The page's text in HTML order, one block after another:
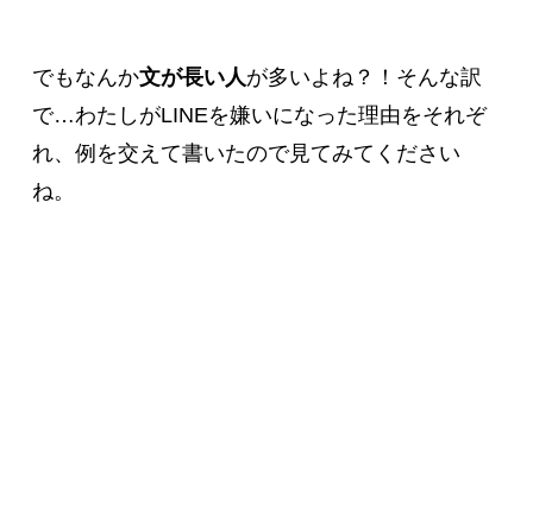
でもなんか文が長い人が多いよね？！そんな訳
で…わたしがLINEを嫌いになった理由をそれぞ
れ、例を交えて書いたので見てみてください
ね。